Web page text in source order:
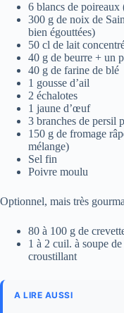
6 blancs de
300 g de noix de
bien égouttées)
50 cl de lait
40 g de beurre + un
40 g de farine de blé
1 gousse d’ail
2 échalotes
1 jaune d’œuf
3 branches de persil
150 g de fromage
mélange)
Sel fin
Poivre moulu
Optionnel, mais très
80 à 100 g de
1 à 2 cuil. à soupe
croustillant
A LIRE AUSSI